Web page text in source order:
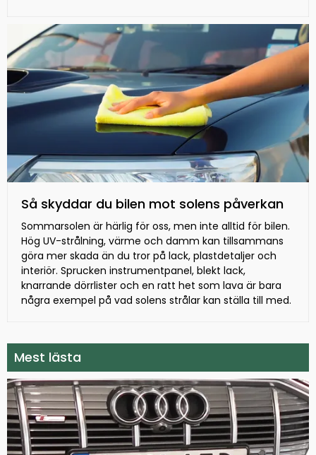
Så skyddar du bilen mot solens påverkan
Sommarsolen är härlig för oss, men inte alltid för bilen.
Hög UV-strålning, värme och damm kan tillsammans
göra mer skada än du tror på lack, plastdetaljer och
interiör. Sprucken instrumentpanel, blekt lack,
knarrande dörrlister och en ratt het som lava är bara
några exempel på vad solens strålar kan ställa till med.
Mest lästa